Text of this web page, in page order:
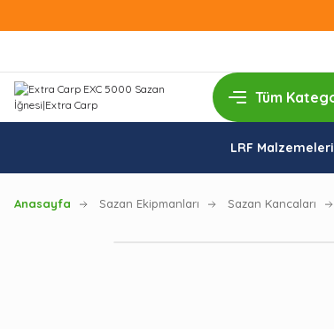
LRF Malzemeleri
Anasayfa Sazan Ekipmanları Sazan Kancaları